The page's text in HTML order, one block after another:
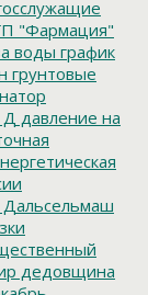
"Фармация"
воды график
грунтовые
Д давление на
Дальсельмаш
дедовщина